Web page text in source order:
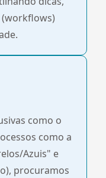
como o
como a
Azuis" e
procuramos